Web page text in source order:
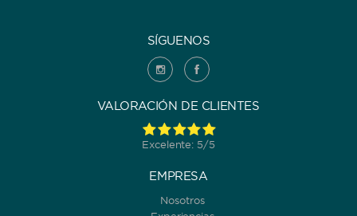
SÍGUENOS
VALORACIÓN DE CLIENTES
Excelente: 5/5
EMPRESA
Nosotros